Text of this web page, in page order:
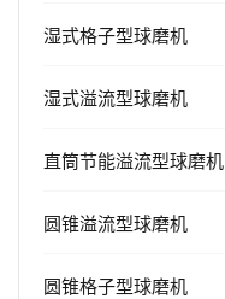
湿式格子型球磨机
湿式溢流型球磨机
直筒节能溢流型球磨机
圆锥溢流型球磨机
圆锥格子型球磨机